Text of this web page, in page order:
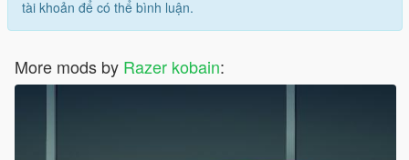
tài khoản để có thể bình luận.
More mods by Razer kobain: